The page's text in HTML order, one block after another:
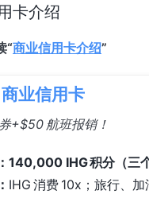
卡介绍
“商业信用卡介绍”
业信用卡
+$50 航班报销！
140,000 IHG 积分（三
IHG 消费 10x；旅行、